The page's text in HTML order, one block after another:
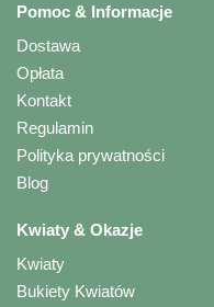
Pomoc & Informacje
Dostawa
Opłata
Kontakt
Regulamin
Polityka prywatności
Blog
Kwiaty & Okazje
Kwiaty
Bukiety Kwiatów